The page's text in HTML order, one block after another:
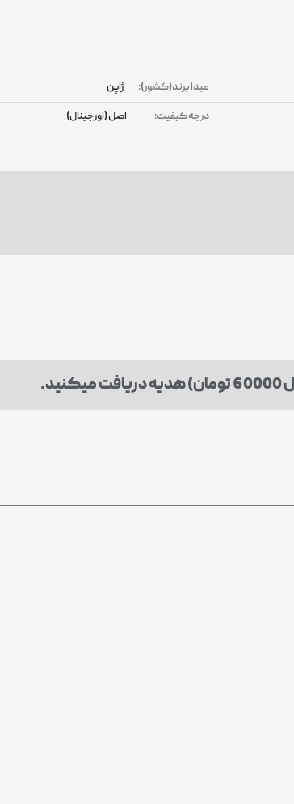
مبدا برند(کشور):
ژاپن
درجه کیفیت: اصل (اورجینال)